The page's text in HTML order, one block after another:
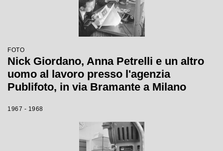
FOTO
Nick Giordano, Anna Petrelli e un altro
uomo al lavoro presso l'agenzia
Publifoto, in via Bramante a Milano
1967 - 1968